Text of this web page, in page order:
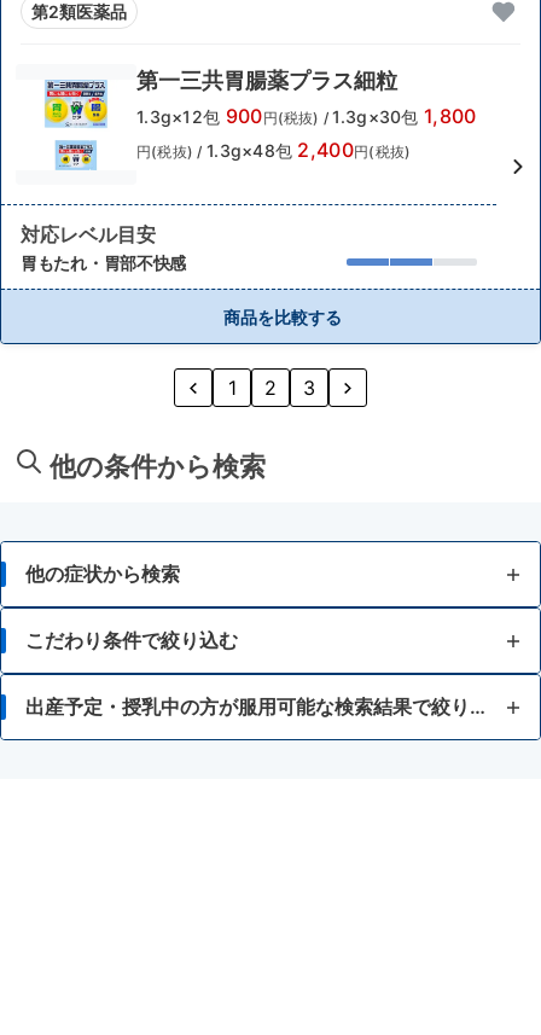
第2類医薬品
第一三共胃腸薬プラス細粒
1.3g×12包 900円(税抜) / 1.3g×30包 1,800
円(税抜) / 1.3g×48包 2,400円(税抜)
対応レベル目安
胃もたれ・胃部不快感
商品を比較する
1 2 3
他の条件から検索
他の症状から検索
胃痛
胸焼け
はきけ・むかつき
こだわり条件で絞り込む
15歳未満 出産予定・授乳中の方が服用可能な検索結果で絞り込む